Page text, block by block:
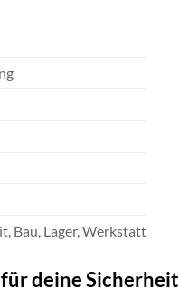
Bau, Lager, Werkstatt
deine Sicherheit